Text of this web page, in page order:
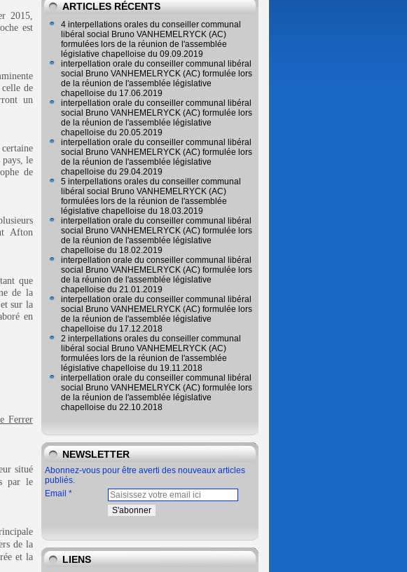
2015,
est
de
un
le
de
Afton
que
de la
sur la
en
Ferrer
situé
par le
de la
et la
ARTICLES RÉCENTS
4 interpellations orales du conseiller communal
libéral social Bruno VANHEMELRYCK (AC)
formulées lors de la réunion de l'assemblée
législative chapelloise du 09.09.2019
interpellation orale du conseiller communal libéral
social Bruno VANHEMELRYCK (AC) formulée lors
de la réunion de l'assemblée législative
chapelloise du 17.06.2019
interpellation orale du conseiller communal libéral
social Bruno VANHEMELRYCK (AC) formulée lors
de la réunion de l'assemblée législative
chapelloise du 20.05.2019
interpellation orale du conseiller communal libéral
social Bruno VANHEMELRYCK (AC) formulée lors
de la réunion de l'assemblée législative
chapelloise du 29.04.2019
5 interpellations orales du conseiller communal
libéral social Bruno VANHEMELRYCK (AC)
formulées lors de la réunion de l'assemblée
législative chapelloise du 18.03.2019
interpellation orale du conseiller communal libéral
social Bruno VANHEMELRYCK (AC) formulée lors
de la réunion de l'assemblée législative
chapelloise du 18.02.2019
interpellation orale du conseiller communal libéral
social Bruno VANHEMELRYCK (AC) formulée lors
de la réunion de l'assemblée législative
chapelloise du 21.01.2019
interpellation orale du conseiller communal libéral
social Bruno VANHEMELRYCK (AC) formulée lors
de la réunion de l'assemblée législative
chapelloise du 17.12.2018
2 interpellations orales du conseiller communal
libéral social Bruno VANHEMELRYCK (AC)
formulées lors de la réunion de l'assemblée
législative chapelloise du 19.11.2018
interpellation orale du conseiller communal libéral
social Bruno VANHEMELRYCK (AC) formulée lors
de la réunion de l'assemblée législative
chapelloise du 22.10.2018
NEWSLETTER
Abonnez-vous pour être averti des nouveaux articles
publiés.
Email
LIENS